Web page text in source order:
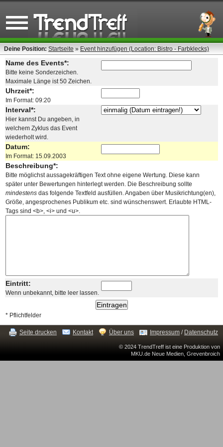
Deine Position: Startseite » Event hinzufügen (Location: Bistro - Farbklecks)
Name des Events*:
Bitte keine Sonderzeichen.
Maximale Länge ist 50 Zeichen.
Uhrzeit*:
Im Format: 09:20
Interval*:
Hier kannst Du angeben, in
welchem Zyklus das Event
wiederholt wird.
Datum:
Im Format: 15.09.2003
Beschreibung*:
Bitte möglichst aussagekräftigen Text ohne eigene Wertung. Diese kann
später unter Bewertungen hinterlegt werden. Die Beschreibung sollte
mindestens das folgende Textfeld ausfüllen. Angaben über Musikrichtung(en),
Größe, angesprochenes Publikum etc. sind wünschenswert. Erlaubte HTML-
Tags sind <b>, <i> und <u>.
Eintritt:
Wenn unbekannt, bitte leer lassen.
* Pflichtfelder
Seite drucken Kontakt Über uns Impressum / Datenschutz
© 2024 TrendTreff ist eine Produktion von
MKU.de Neue Medien, Grevenbroich